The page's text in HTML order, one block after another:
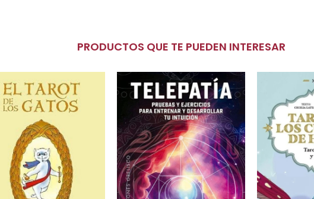
PRODUCTOS QUE TE PUEDEN INTERESAR